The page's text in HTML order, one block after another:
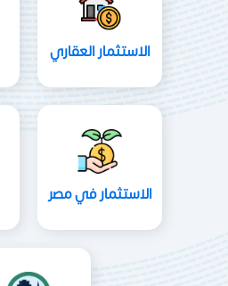
الاستثمار العقاري
الاستثمار في مصر